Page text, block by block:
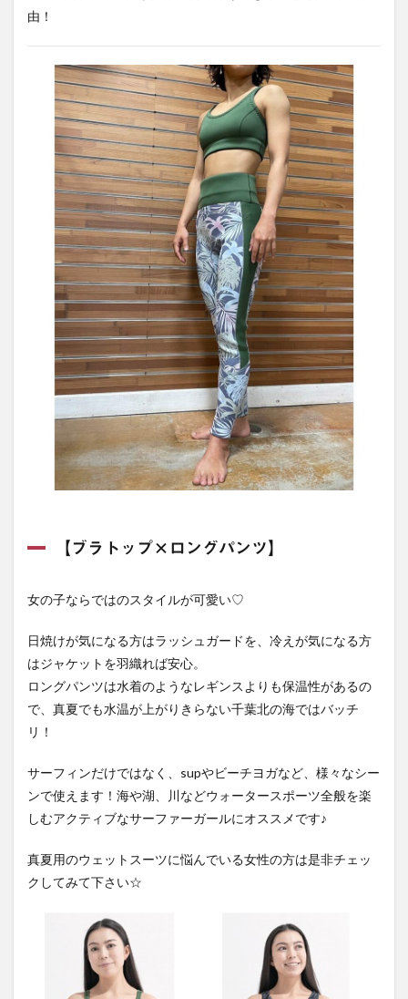
由！
【ブラトップ×ロングパンツ】
女の子ならではのスタイルが可愛い♡
日焼けが気になる方はラッシュガードを、冷えが気になる方
はジャケットを羽織れば安心。
ロングパンツは水着のようなレギンスよりも保温性があるの
で、真夏でも水温が上がりきらない千葉北の海ではバッチ
リ！
サーフィンだけではなく、supやビーチヨガなど、様々なシー
ンで使えます！海や湖、川などウォータースポーツ全般を楽
しむアクティブなサーファーガールにオススメです♪
真夏用のウェットスーツに悩んでいる女性の方は是非チェッ
クしてみて下さい☆